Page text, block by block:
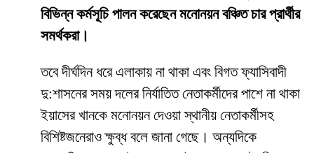
বিভিন্ন কর্মসূচি পালন করেছেন মনোনয়ন বঞ্চিত চার প্রার্থীর
সমর্থকরা।
তবে দীর্ঘদিন ধরে এলাকায় না থাকা এবং বিগত ফ্যাসিবাদী
দু:শাসনের সময় দলের নির্যাতিত নেতাকর্মীদের পাশে না থাকা
ইয়াসের খানকে মনোনয়ন দেওয়া স্থানীয় নেতাকর্মীসহ
বিশিষ্টজনেরাও ক্ষুব্ধ বলে জানা গেছে। অন্যদিকে